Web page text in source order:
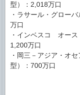
型）：2,018万口
・ラサール・グロー
万口
・インベスコ オース
1,200万口
・岡三－アジア・オ
型）：700万口